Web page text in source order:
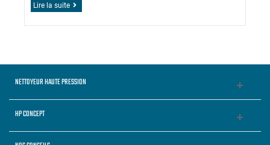
Lire la suite
NETTOYEUR HAUTE PRESSION
HP CONCEPT